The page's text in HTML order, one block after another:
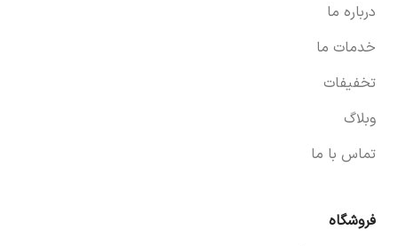
درباره ما
خدمات ما
تخفیفات
وبلاگ
تماس با ما
فروشگاه